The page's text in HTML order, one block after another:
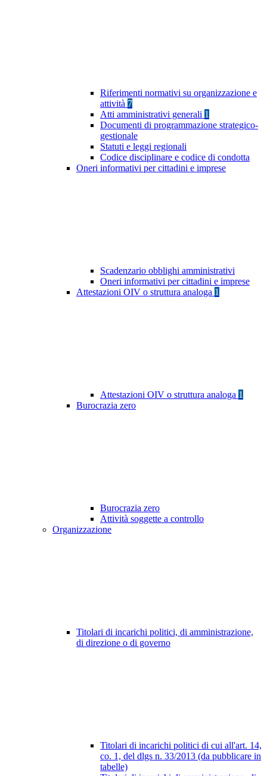
Riferimenti normativi su organizzazione e
attività 7
Atti amministrativi generali 1
Documenti di programmazione strategico-
gestionale
Statuti e leggi regionali
Codice disciplinare e codice di condotta
Oneri informativi per cittadini e imprese
Scadenzario obblighi amministrativi
Oneri informativi per cittadini e imprese
Attestazioni OIV o struttura analoga 1
Attestazioni OIV o struttura analoga 1
Burocrazia zero
Burocrazia zero
Attività soggette a controllo
Organizzazione
Titolari di incarichi politici, di amministrazione,
di direzione o di governo
Titolari di incarichi politici di cui all'art. 14,
co. 1, del dlgs n. 33/2013 (da pubblicare in
tabelle)